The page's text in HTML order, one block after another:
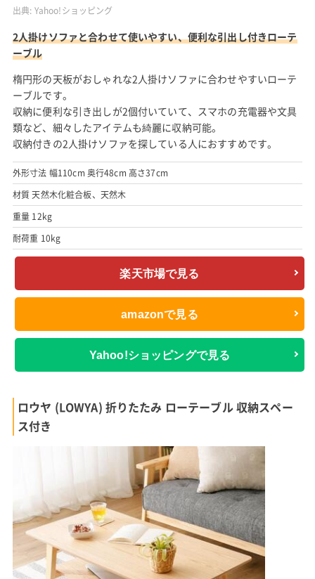
出典: Yahoo!ショッピング
2人掛けソファと合わせて使いやすい、便利な引出し付きローテ
ーブル
楕円形の天板がおしゃれな2人掛けソファに合わせやすいローテ
ーブルです。
収納に便利な引き出しが2個付いていて、スマホの充電器や文具
類など、細々したアイテムも綺麗に収納可能。
収納付きの2人掛けソファを探している人におすすめです。
外形寸法 幅110cm 奥行48cm 高さ37cm
材質 天然木化粧合板、天然木
重量 12kg
耐荷重 10kg
楽天市場で見る
amazonで見る
Yahoo!ショッピングで見る
ロウヤ (LOWYA) 折りたたみ ローテーブル 収納スペー
ス付き